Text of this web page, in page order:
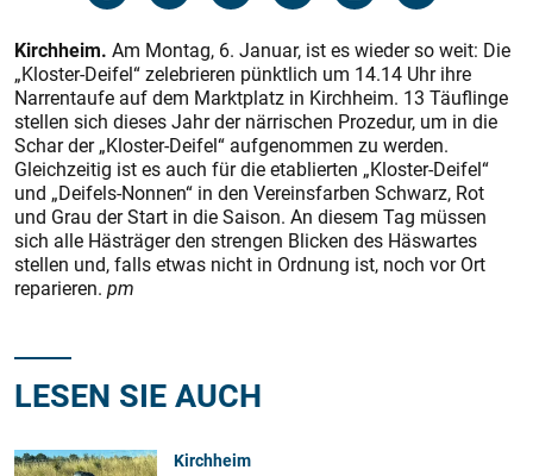
Kirchheim. Am Montag, 6. Januar, ist es wieder so weit: Die
„Kloster-Deifel“ zelebrieren pünktlich um 14.14 Uhr ihre
Narrentaufe auf dem Marktplatz in Kirchheim. 13 Täuflinge
stellen sich dieses Jahr der närrischen Prozedur, um in die
Schar der „Kloster-Deifel“ aufgenommen zu werden.
Gleichzeitig ist es auch für die etablierten „Kloster-Deifel“
und „Deifels-Nonnen“ in den Vereinsfarben Schwarz, Rot
und Grau der Start in die Saison. An diesem Tag müssen
sich alle Hästräger den strengen Blicken des Häswartes
stellen und, falls etwas nicht in Ordnung ist, noch vor Ort
reparieren. pm
LESEN SIE AUCH
Kirchheim